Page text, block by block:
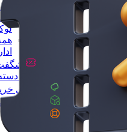
همه
راهنمای
پیگیری